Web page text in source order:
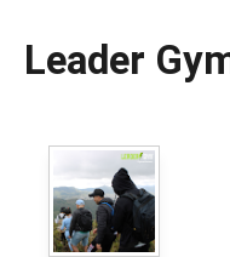
Leader